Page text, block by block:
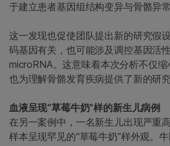
于建立患者基因组结构变异与骨骼异
这一发现也促使团队提出新的研究假
码基因有关，也可能涉及调控基因活
microRNA。这意味着本次分析不仅缩
也为理解骨骼发育疾病提供了新的研究
血液呈现“草莓牛奶”样的新生儿病例
在另一案例中，一名新生儿出现严重
样本呈现罕见的“草莓牛奶”样外观。